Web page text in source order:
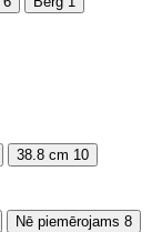
38.8 cm 10
Nē piemērojams 8